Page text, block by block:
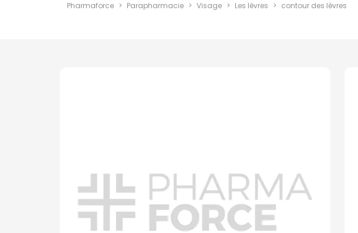
Pharmaforce Parapharmacie Visage Les lèvres contour des lèvres